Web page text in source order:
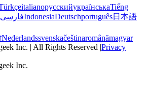
italianoрусскийукраїнськаTiếng
فارسیIndonesiaDeutschportuguês日本語
Nederlandssvenskačeštinaromânămagyar
Inc. | All Rights Reserved |Privacy
Inc.